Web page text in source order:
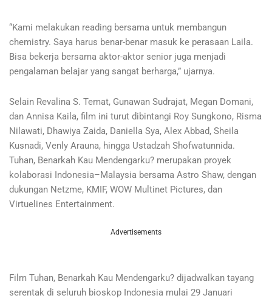
“Kami melakukan reading bersama untuk membangun
chemistry. Saya harus benar-benar masuk ke perasaan Laila.
Bisa bekerja bersama aktor-aktor senior juga menjadi
pengalaman belajar yang sangat berharga,” ujarnya.
Selain Revalina S. Temat, Gunawan Sudrajat, Megan Domani,
dan Annisa Kaila, film ini turut dibintangi Roy Sungkono, Risma
Nilawati, Dhawiya Zaida, Daniella Sya, Alex Abbad, Sheila
Kusnadi, Venly Arauna, hingga Ustadzah Shofwatunnida.
Tuhan, Benarkah Kau Mendengarku? merupakan proyek
kolaborasi Indonesia–Malaysia bersama Astro Shaw, dengan
dukungan Netzme, KMIF, WOW Multinet Pictures, dan
Virtuelines Entertainment.
Advertisements
Film Tuhan, Benarkah Kau Mendengarku? dijadwalkan tayang
serentak di seluruh bioskop Indonesia mulai 29 Januari